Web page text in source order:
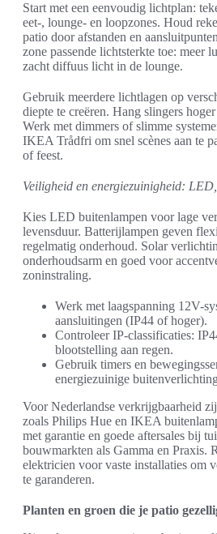
Start met een eenvoudig lichtplan:
eet-, lounge- en loopzones. Houd
patio door afstanden en
zone passende lichtsterkte toe: meer
zacht diffuus licht in de lounge.
Gebruik meerdere lichtlagen op
diepte te creëren. Hang slingers
Werk met dimmers of slimme
IKEA Trådfri om snel scènes aan te
of feest.
Veiligheid en energiezuinigheid:
Kies LED buitenlampen voor lage
levensduur. Batterijlampen geven
regelmatig onderhoud. Solar
onderhoudsarm en goed voor
zoninstraling.
Werk met laagspanning 12V-
aansluitingen (IP44 of hoger).
Controleer IP-classificaties:
blootstelling aan regen.
Gebruik timers en
energiezuinige
Voor Nederlandse verkrijgbaarheid
zoals Philips Hue en IKEA
met garantie en goede aftersales bij
bouwmarkten als Gamma en Praxis.
elektricien voor vaste installaties om
te garanderen.
Planten en groen die je patio